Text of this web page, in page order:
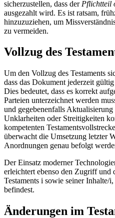
sicherzustellen, dass der Pflichtteil
ausgezahlt wird. Es ist ratsam,
hinzuzuziehen, um
zu vermeiden.
Vollzug des
Um den Vollzug des Testaments
dass das Dokument jederzeit
Dies bedeutet, dass es korrekt
Parteien unterzeichnet werden
und gegebenenfalls Aktualisierung
Unklarheiten oder Streitigkeiten
kompetenten
überwacht die Umsetzung letzter
Anordnungen genau befolgt
Der Einsatz moderner
erleichtert ebenso den Zugriff
Testaments i sowie seiner
befindest.
Änderungen im